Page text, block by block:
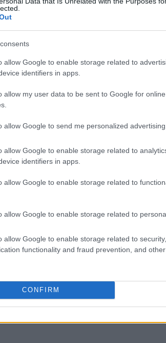
allow Google to enable storage related to
identifiers in apps.
allow my user data to be sent to Google for
allow Google to send me personalized advertising.
allow Google to enable storage related to
identifiers in apps.
allow Google to enable storage related to
allow Google to enable storage related to
allow Google to enable storage related to
functionality and fraud prevention, and other
CONFIRM
naturali preparati con cura. Ogni
qualcosa di nuovo su se
corpo, respiro e mente in armonia.
offre qualcosa di unico. Le
fluidi, risvegliando il corpo e
tensioni accumulate. Ogni respiro
l’auto-scoperta.